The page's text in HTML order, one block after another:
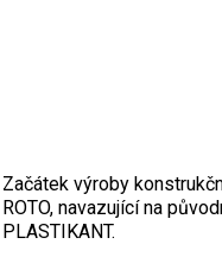
Začátek výroby
ROTO, navazující na
PLASTIKANT.